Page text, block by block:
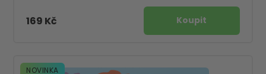
169 Kč
NOVINKA